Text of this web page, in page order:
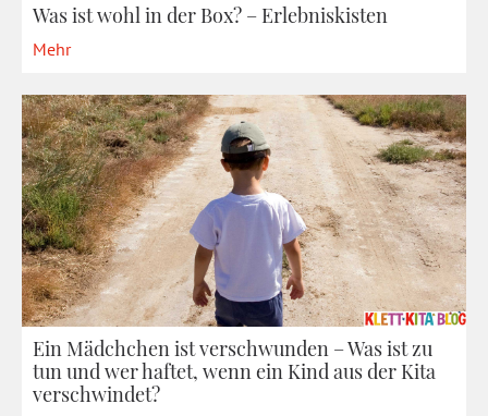
Was ist wohl in der Box? – Erlebniskisten
Mehr
Ein Mädchchen ist verschwunden – Was ist zu
tun und wer haftet, wenn ein Kind aus der Kita
verschwindet?